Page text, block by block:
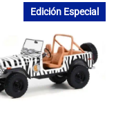
Edición Especial